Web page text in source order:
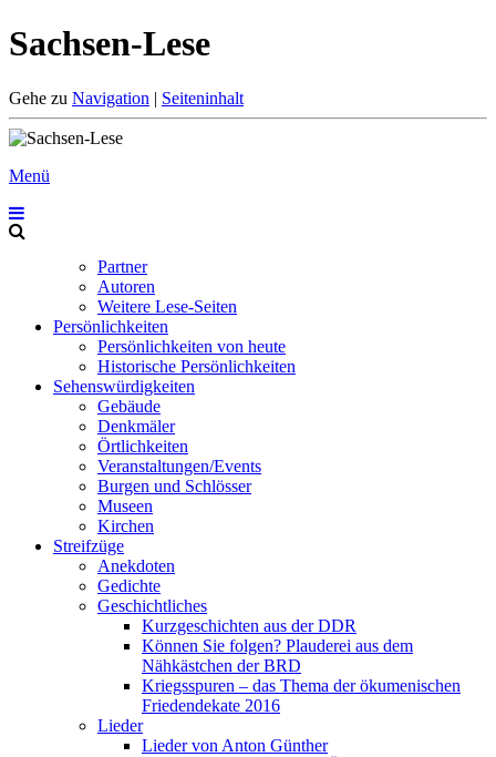
Sachsen-Lese
Gehe zu Navigation | Seiteninhalt
Menü
Partner
Autoren
Weitere Lese-Seiten
Persönlichkeiten
Persönlichkeiten von heute
Historische Persönlichkeiten
Sehenswürdigkeiten
Gebäude
Denkmäler
Örtlichkeiten
Veranstaltungen/Events
Burgen und Schlösser
Museen
Kirchen
Streifzüge
Anekdoten
Gedichte
Geschichtliches
Kurzgeschichten aus der DDR
Können Sie folgen? Plauderei aus dem
Nähkästchen der BRD
Kriegsspuren – das Thema der ökumenischen
Friedendekate 2016
Lieder
Lieder von Anton Günther